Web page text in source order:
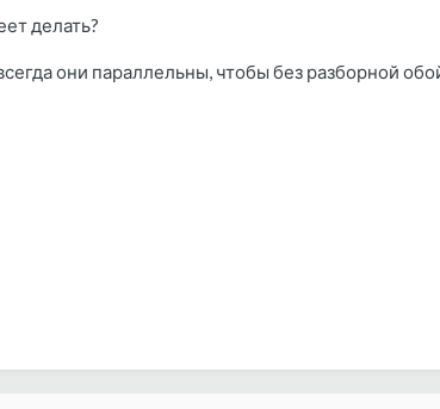
делать?
они параллельны, чтобы без разборной